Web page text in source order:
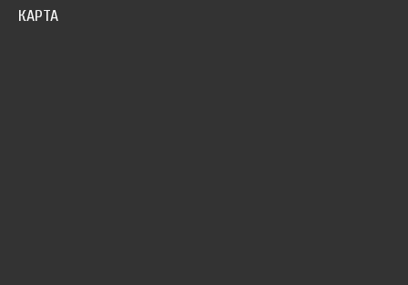
КАРТА